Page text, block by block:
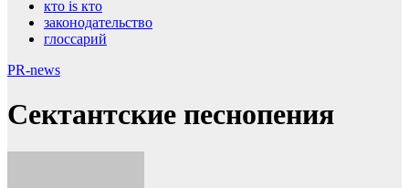
кто is кто
законодательство
глоссарий
PR-news
Сектантские песнопения